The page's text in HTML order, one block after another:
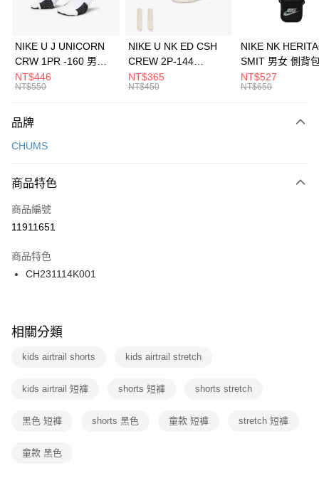
上海商業儲蓄銀行
元大商業銀行
台灣樂天信用卡公司
Apple Pay
全盈+PAY
AFTEE先享後付
【關於「AFTEE先享後付」】
便利好安心！
３．安心：先確認商品／服務後，再付款。
【「AFTEE先享後付」結帳流程】
１．於結帳方式選擇「AFTEE先享後付」後，將跳轉至「AFTEE先享後付」
２．訂單成立數日內，您將收到繳費通知簡訊。
３．收到繳費通知簡訊後14天內，點擊此簡訊中的連結，可透過四大超商／
ATM／網路銀行／等多元方式進行付款，方視為交易完成。
※ 交易是否成功請以「AFTEE先享後付 」之結帳頁面顯示為準，若有關於
是否繳費成功／繳費後需取消欲退款等相關疑問，請聯繫「AFTEE先享後付
客戶支援中心」https://netprotections.freshdesk.com/support/home
１．透過由恩沛科技股份有限公司提供之「AFTEE先享後付」服務完成之交
權轉讓予恩沛科技股份有限公司。
３．未成年的使用者請事先徵得法定代理人或監護人之同意方可使用
運送方式
每筆NT$100，滿NT$1,500(含以上)免運費
宅配
每筆NT$100，滿NT$1,500(含以上)免運費
付款後門市自取
每筆NT$100，滿NT$1,500(含以上)免運費
NIKE U J UNICORN
CRW 1PR -160 男女
中統襪 FZ3393100
NT$446
NT$550
NIKE U NK ED CSH
CREW 2P-144
EMBRDY 男女 短統襪
FZ3073133
NT$365
NT$450
NIKE NK
SMIT 男女 側背
BA5871010
NT$527
NT$650
品牌
CHUMS
商品特色
商品編號
11911651
商品特色
CH231114K001
相關分類
kids airtrail shorts kids airtrail stretch
kids airtrail 短褲 shorts 短褲 shorts stretch
黑色 短褲 shorts 黑色 童款 短褲 stretch 短褲
童款 黑色